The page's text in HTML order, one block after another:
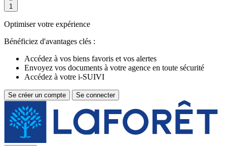
1
Optimiser votre expérience
Bénéficiez d'avantages clés :
Accédez à vos biens favoris et vos alertes
Envoyez vos documents à votre agence en toute sécurité
Accédez à votre i-SUIVI
Se créer un compte Se connecter